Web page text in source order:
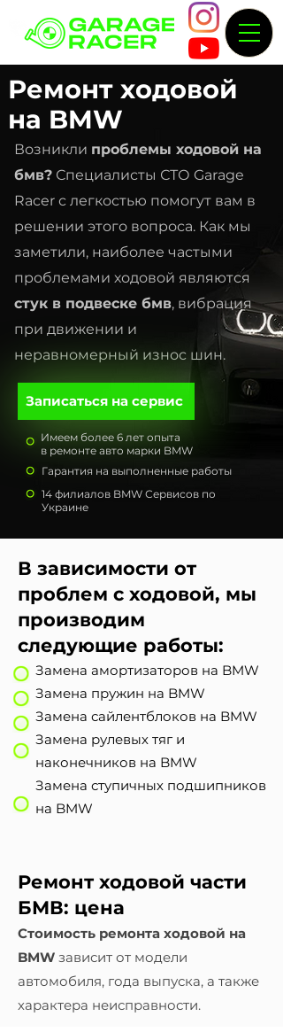
Ремонт ходовой
на BMW
Возникли проблемы ходовой на
бмв? Специалисты СТО Garage
Racer с легкостью помогут вам в
решении этого вопроса. Как мы
заметили, наиболее частыми
проблемами ходовой являются
стук в подвеске бмв, вибрация
при движении и
неравномерный износ шин.
Записаться на сервис
Имеем более 6 лет опыта
в ремонте авто марки BMW
Гарантия на выполненные работы
14 филиалов BMW Сервисов по
Украине
В зависимости от
проблем с ходовой, мы
производим
следующие работы:
Замена амортизаторов на BMW
Замена пружин на BMW
Замена сайлентблоков на BMW
Замена рулевых тяг и
наконечников на BMW
Замена ступичных подшипников
на BMW
Ремонт ходовой части
БМВ: цена
Стоимость ремонта ходовой на
BMW зависит от модели
автомобиля, года выпуска, а также
характера неисправности.